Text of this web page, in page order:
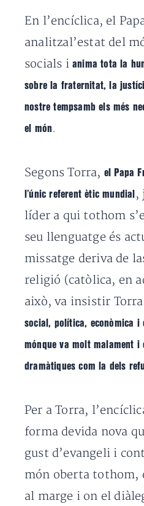
En l’encíclica, el
analitzal’estat del
socials i anima tota la
sobre la fraternitat, la
nostre tempsamb els més
el món .
Segons Torra, el Papa
l’únic referent ètic mundial ,
líder a qui tothom
seu llenguatge és
missatge deriva de
religió (catòlica, en
això, va insistir
social, política, econòmica
mónque va molt malament i
dramàtiques com la dels
Per a Torra,
forma devida nova
gust d’evangeli i
món oberta tothom,
al marge i on el